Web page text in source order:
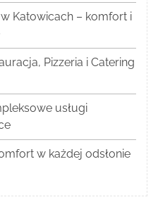
Katowicach – komfort i
Pizzeria i Catering
usługi
w każdej odsłonie